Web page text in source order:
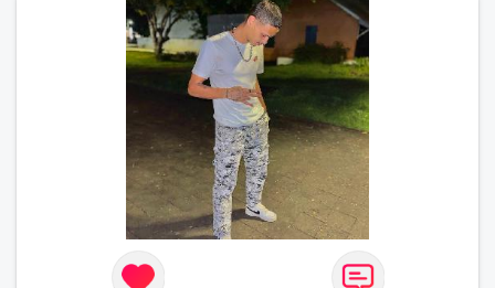
nouvelle chose. . j'aime aussi la montagne. je suis
magnétiseur animalier. venez me découvrir je ne
mord pas... enfin peut être ;) n'hésiter pas à
m'envoyer un message. au plaisir de vous lire